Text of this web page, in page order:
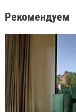
Рекомендуем